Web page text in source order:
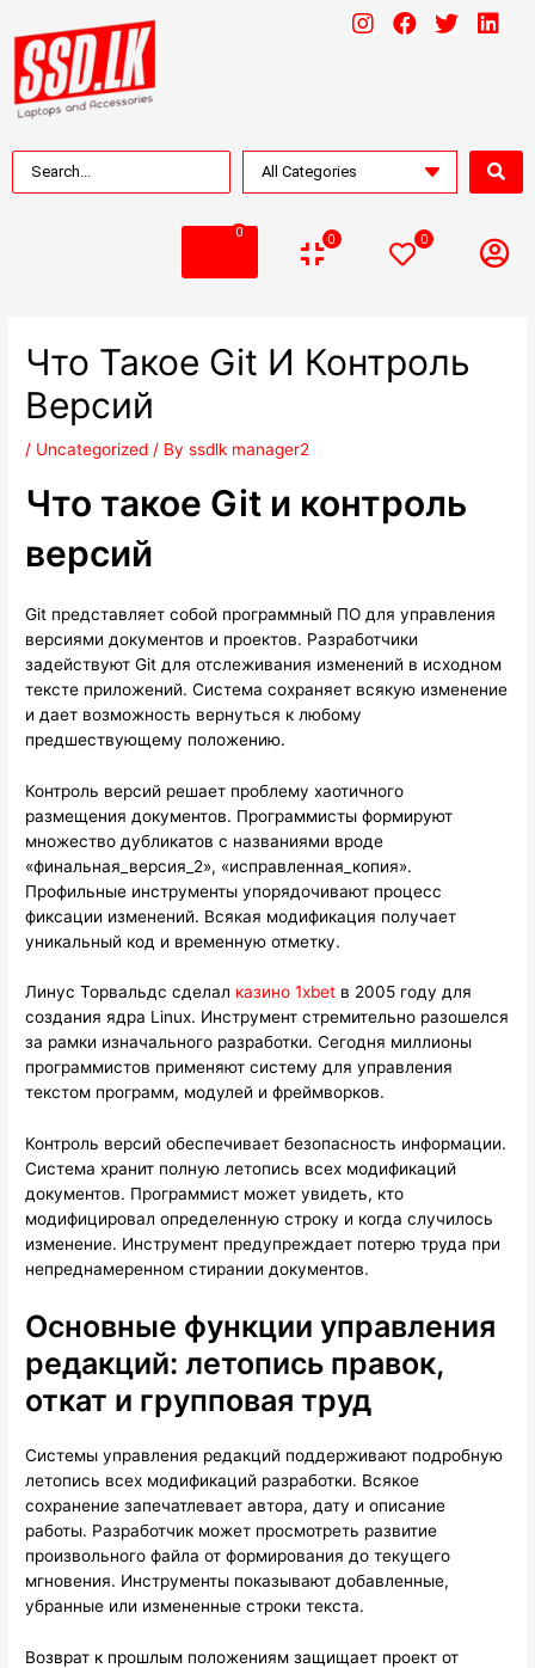
0 0 0
Что Такое Git И Контроль
Версий
/ Uncategorized / Byssdlk manager2
Что такое Git и контроль
версий
Git представляет собой программный ПО для управления
версиями документов и проектов. Разработчики
задействуют Git для отслеживания изменений в исходном
тексте приложений. Система сохраняет всякую изменение
и дает возможность вернуться к любому
предшествующему положению.
Контроль версий решает проблему хаотичного
размещения документов. Программисты формируют
множество дубликатов с названиями вроде
«финальная_версия_2», «исправленная_копия».
Профильные инструменты упорядочивают процесс
фиксации изменений. Всякая модификация получает
уникальный код и временную отметку.
Линус Торвальдс сделал казино 1xbet в 2005 году для
создания ядра Linux. Инструмент стремительно разошелся
за рамки изначального разработки. Сегодня миллионы
программистов применяют систему для управления
текстом программ, модулей и фреймворков.
Контроль версий обеспечивает безопасность информации.
Система хранит полную летопись всех модификаций
документов. Программист может увидеть, кто
модифицировал определенную строку и когда случилось
изменение. Инструмент предупреждает потерю труда при
непреднамеренном стирании документов.
Основные функции управления
редакций: летопись правок,
откат и групповая труд
Системы управления редакций поддерживают подробную
летопись всех модификаций разработки. Всякое
сохранение запечатлевает автора, дату и описание
работы. Разработчик может просмотреть развитие
произвольного файла от формирования до текущего
мгновения. Инструменты показывают добавленные,
убранные или измененные строки текста.
Возврат к прошлым положениям защищает проект от